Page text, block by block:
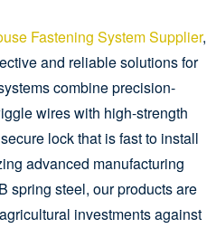
Fastening System Supplier,
and reliable solutions for
combine precision-
wires with high-strength
lock that is fast to install
advanced manufacturing
spring steel, our products are
investments against